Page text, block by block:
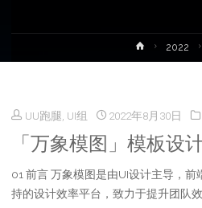
首
页
2022
UU跑腿, UI组 2022年8月30日
「万象模图」模板设
01 前言 万象模图是由UI设计主导，
持的设计效率平台，致力于提升团队效